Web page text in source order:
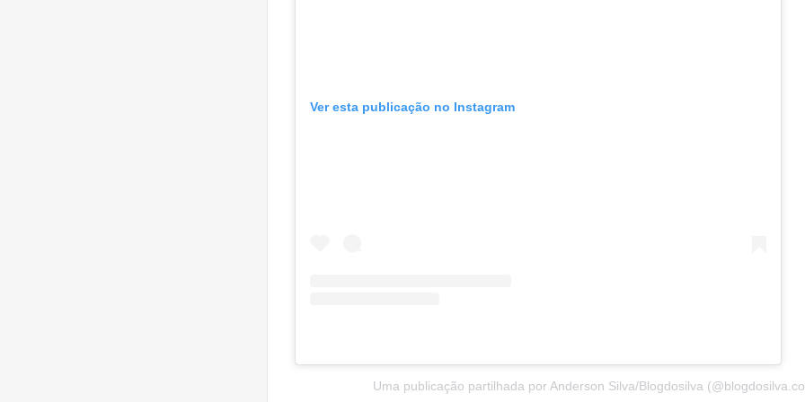
Ver esta publicação no Instagram
Uma publicação partilhada por Anderson Silva/Blogdosilva